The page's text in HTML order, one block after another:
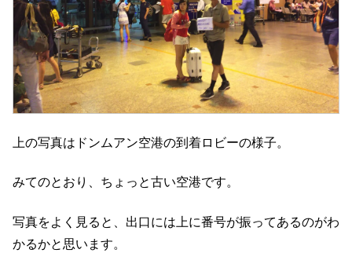
上の写真はドンムアン空港の到着ロビーの様子。
みてのとおり、ちょっと古い空港です。
写真をよく見ると、出口には上に番号が振ってあるのがわ
かるかと思います。